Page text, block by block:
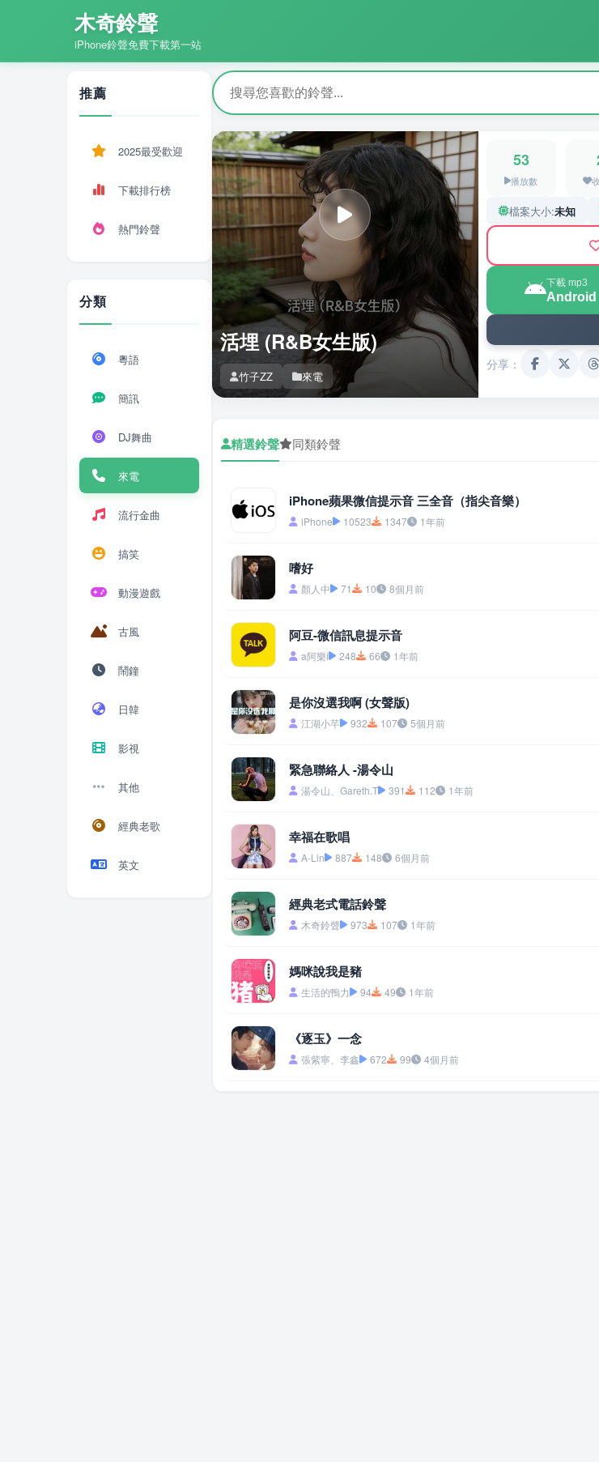
木奇鈴聲
iPhone鈴聲免費下載第一站
推薦
2025最受歡迎
下載排行榜
熱門鈴聲
分類
粵語
簡訊
DJ舞曲
來電
流行金曲
搞笑
動漫遊戲
古風
鬧鐘
日韓
影視
其他
經典老歌
英文
活埋 (R&B女生版)
竹子ZZ 來電
53
播放數
檔案大小:未知
下載 mp3
Android
分享：
精選鈴聲 同類鈴聲
iPhone蘋果微信提示音 三全音（指尖音樂）
iPhone 10523 1347 1年前
嗜好
顏人中 71 10 8個月前
阿豆-微信訊息提示音
a阿樂i 248 66 1年前
是你沒選我啊 (女聲版)
江湖小芊 932 107 5個月前
緊急聯絡人 -湯令山
湯令山、Gareth.T 391 112 1年前
幸福在歌唱
A-Lin 887 148 6個月前
經典老式電話鈴聲
木奇鈴聲 973 107 1年前
媽咪說我是豬
生活的鴨力 94 49 1年前
《逐玉》一念
張紫寧、李鑫 672 99 4個月前